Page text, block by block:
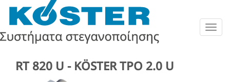
RT 820 U - KÖSTER TPO 2.0 U